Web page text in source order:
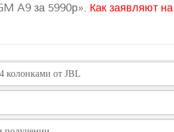
A9 за 5990р». Как заявляют
колонками от JBL